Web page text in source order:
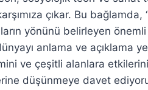
çıkar. Bu
yönünü belirleyen
anlama ve açıklama
ve çeşitli alanlara
düşünmeye davet